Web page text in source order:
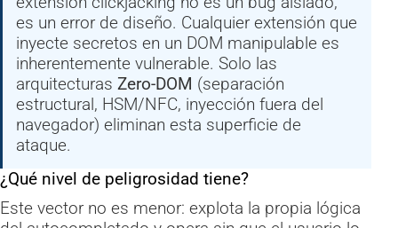
es un error de diseño. Cualquier extensión que
inyecte secretos en un DOM manipulable es
inherentemente vulnerable. Solo las
arquitecturasZero-DOM (separación
estructural, HSM/NFC, inyección fuera del
navegador) eliminan esta superficie de
ataque.
¿Qué nivel de peligrosidad tiene?
Este vector no es menor: explota la propia lógica